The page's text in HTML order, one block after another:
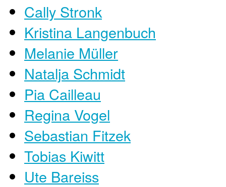
Cally Stronk
Kristina Langenbuch
Melanie Müller
Natalja Schmidt
Pia Cailleau
Regina Vogel
Sebastian Fitzek
Tobias Kiwitt
Ute Bareiss